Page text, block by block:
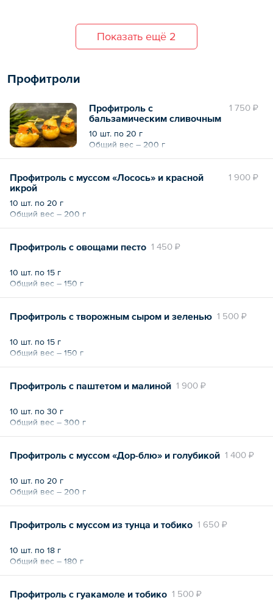
Показать ещё 2
Профитроли
1 750 ₽
Профитроль с
бальзамическим сливочным
сыром и икрой
10 шт. по 20 г
Общий вес – 200 г
1 900 ₽
Профитроль с муссом «Лосось» и красной
икрой
10 шт. по 20 г
Общий вес – 200 г
1 450 ₽
Профитроль с овощами песто
10 шт. по 15 г
Общий вес – 150 г
1 500 ₽
Профитроль с творожным сыром и зеленью
10 шт. по 15 г
Общий вес – 150 г
1 900 ₽
Профитроль с паштетом и малиной
10 шт. по 30 г
Общий вес – 300 г
1 400 ₽
Профитроль с муссом «Дор-блю» и голубикой
10 шт. по 20 г
Общий вес – 200 г
1 650 ₽
Профитроль с муссом из тунца и тобико
10 шт. по 18 г
Общий вес – 180 г
1 500 ₽
Профитроль с гуакамоле и тобико